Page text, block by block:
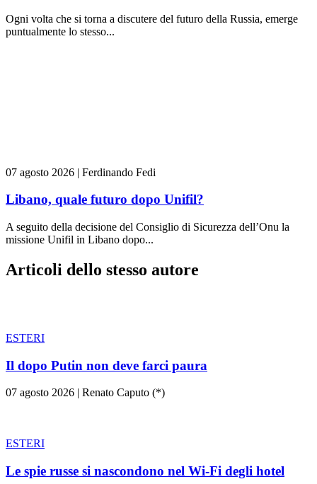
Ogni volta che si torna a discutere del futuro della Russia, emerge
puntualmente lo stesso...
07 agosto 2026 | Ferdinando Fedi
Libano, quale futuro dopo Unifil?
A seguito della decisione del Consiglio di Sicurezza dell’Onu la
missione Unifil in Libano dopo...
Articoli dello stesso autore
ESTERI
Il dopo Putin non deve farci paura
07 agosto 2026 | Renato Caputo (*)
ESTERI
Le spie russe si nascondono nel Wi-Fi degli hotel